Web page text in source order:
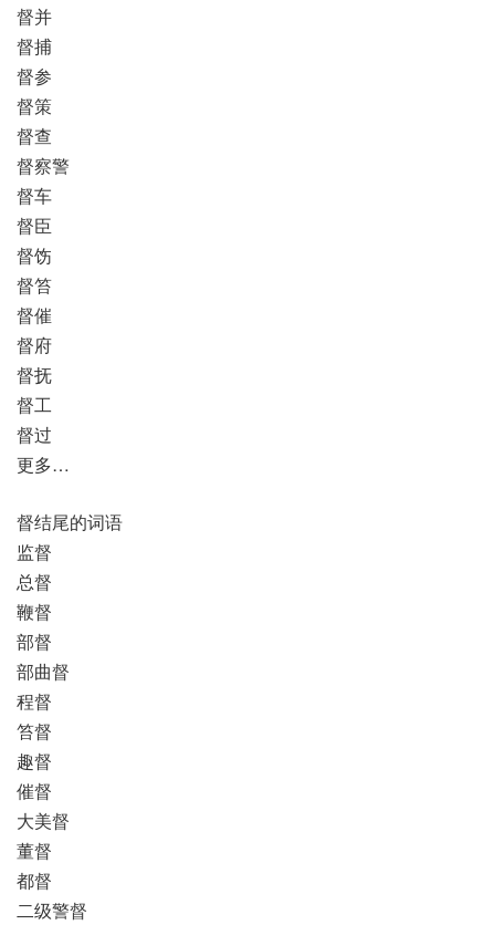
督并
督捕
督参
督策
督查
督察警
督车
督臣
督饬
督笞
督催
督府
督抚
督工
督过
更多…
督结尾的词语
监督
总督
鞭督
部督
部曲督
程督
笞督
趣督
催督
大美督
董督
都督
二级警督